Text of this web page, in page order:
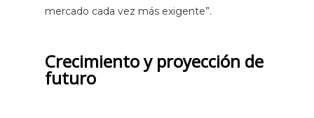
mercado cada vez más exigente”.
Crecimiento y proyección de
futuro